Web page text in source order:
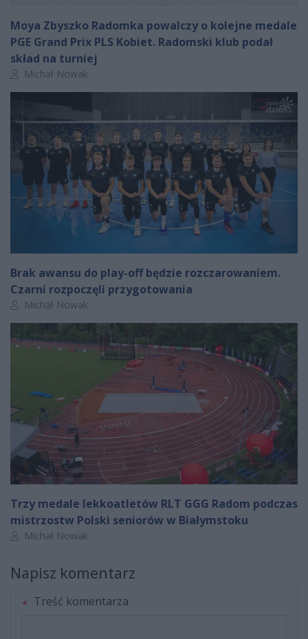
Moya Zbyszko Radomka powalczy o kolejne medale
PGE Grand Prix PLS Kobiet. Radomski klub podał
skład na turniej
Autor artykułu:
Michał Nowak
Brak awansu do play-off będzie rozczarowaniem.
Czarni rozpoczęli przygotowania
Autor artykułu:
Michał Nowak
Trzy medale lekkoatletów RLT GGG Radom podczas
mistrzostw Polski seniorów w Białymstoku
Autor artykułu:
Michał Nowak
Napisz komentarz
Treść komentarza